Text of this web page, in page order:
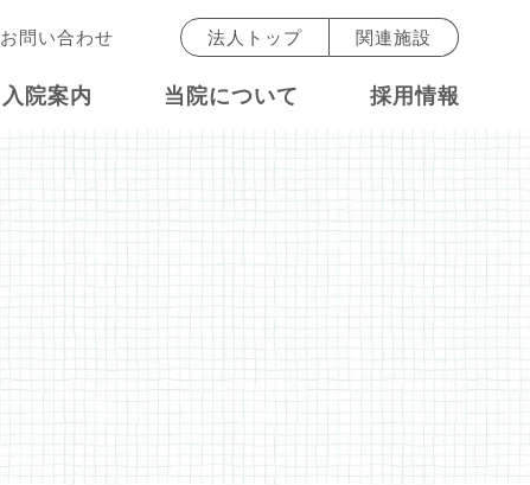
お問い合わせ 法人トップ 関連施設
入院案内 当院について 採用情報